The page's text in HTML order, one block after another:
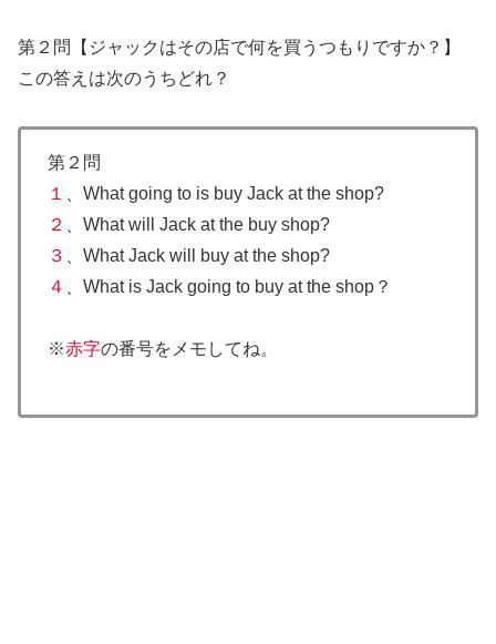
第２問【 ジャックはその店で何を買うつもりですか？ 】
この答えは次のうちどれ？
第２問
１
、What going to is buy Jack at the shop?
２
、What will Jack at the buy shop?
３
、What Jack will buy at the shop?
４
What is Jack going to buy at the shop？
※赤字の番号をメモしてね。